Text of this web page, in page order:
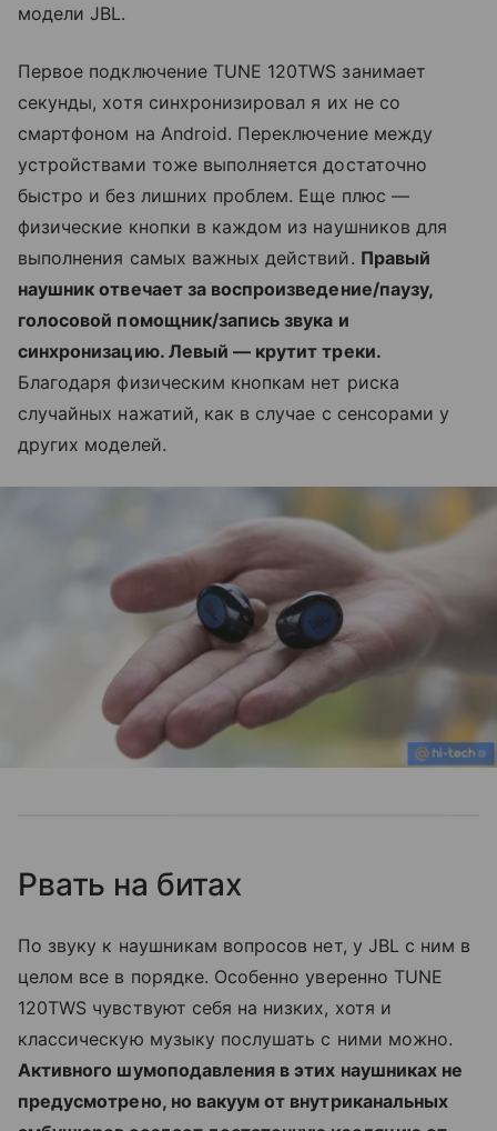
модели JBL.
Первое подключение TUNE 120TWS занимает
секунды, хотя синхронизировал я их не со
смартфоном на Android. Переключение между
устройствами тоже выполняется достаточно
быстро и без лишних проблем. Еще плюс —
физические кнопки в каждом из наушников для
выполнения самых важных действий. Правый
наушник отвечает за воспроизведение/паузу,
голосовой помощник/запись звука и
синхронизацию. Левый — крутит треки.
Благодаря физическим кнопкам нет риска
случайных нажатий, как в случае с сенсорами у
других моделей.
Рвать на битах
По звуку к наушникам вопросов нет, у JBL с ним в
целом все в порядке. Особенно уверенно TUNE
120TWS чувствуют себя на низких, хотя и
классическую музыку послушать с ними можно.
Активного шумоподавления в этих наушниках не
предусмотрено, но вакуум от внутриканальных